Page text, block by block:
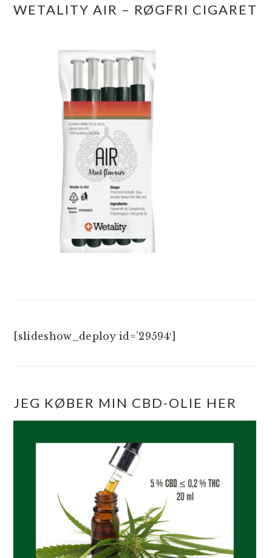
WETALITY AIR – RØGFRI CIGARET
[slideshow_deploy id=’29594′]
JEG KØBER MIN CBD-OLIE HER